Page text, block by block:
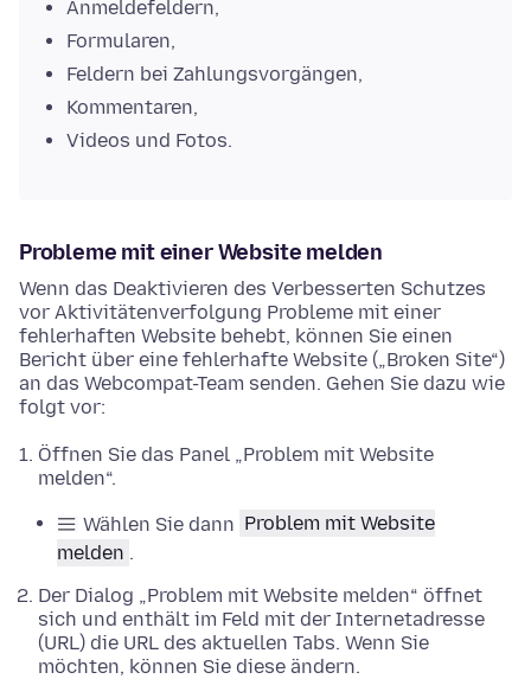
Anmeldefeldern,
Formularen,
Feldern bei Zahlungsvorgängen,
Kommentaren,
Videos und Fotos.
Probleme mit einer Website melden
Wenn das Deaktivieren des Verbesserten Schutzes
vor Aktivitätenverfolgung Probleme mit einer
fehlerhaften Website behebt, können Sie einen
Bericht über eine fehlerhafte Website („Broken Site“)
an das Webcompat-Team senden. Gehen Sie dazu wie
folgt vor:
Öffnen Sie das Panel „Problem mit Website
melden“.
Wählen Sie dann Problem mit Website
melden .
Der Dialog „Problem mit Website melden“ öffnet
sich und enthält im Feld mit der Internetadresse
(URL) die URL des aktuellen Tabs. Wenn Sie
möchten, können Sie diese ändern.